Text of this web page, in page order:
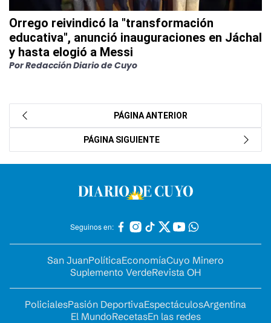
Orrego reivindicó la "transformación
educativa", anunció inauguraciones en Jáchal
y hasta elogió a Messi
Por Redacción Diario de Cuyo
PÁGINA ANTERIOR
PÁGINA SIGUIENTE
Seguinos en:
San JuanPolíticaEconomíaCuyo Minero
Suplemento VerdeRevista OH
PolicialesPasión DeportivaEspectáculosArgentina
El MundoRecetasEn las redes